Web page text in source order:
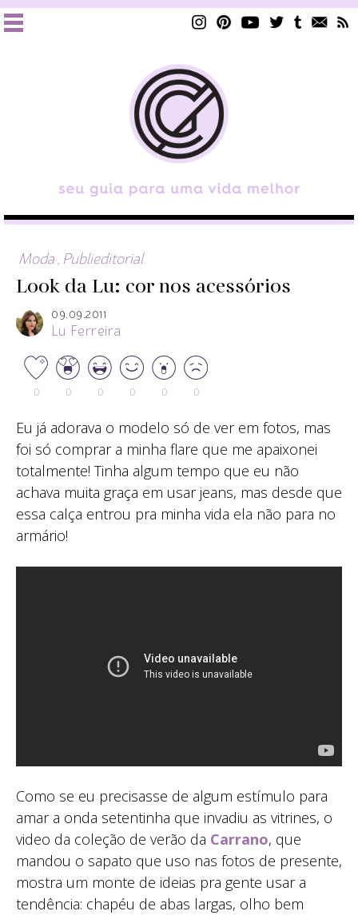
Moda Publieditorial
Look da Lu: cor nos acessórios
09.09.2011
Lu Ferreira
0 0 0 0 0 0
Eu já adorava o modelo só de ver em fotos, mas
foi só comprar a minha flare que me apaixonei
totalmente! Tinha algum tempo que eu não
achava muita graça em usar jeans, mas desde que
essa calça entrou pra minha vida ela não para no
armário!
Como se eu precisasse de algum estímulo para
amar a onda setentinha que invadiu as vitrines, o
video da coleção de verão da Carrano, que
mandou o sapato que uso nas fotos de presente,
mostra um monte de ideias pra gente usar a
tendência: chapéu de abas largas, olho bem